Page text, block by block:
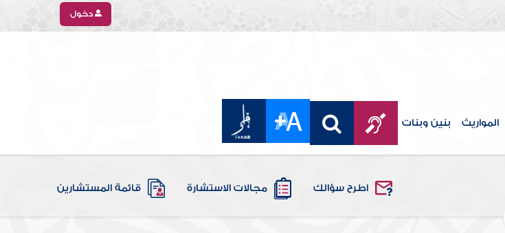
دخول
المواريث بنين وبنات
اطرح سؤالك مجالات الاستشارة قائمة المستشارين